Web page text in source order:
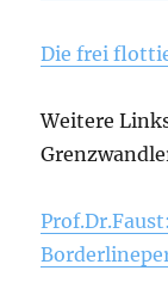
Die frei
Weitere